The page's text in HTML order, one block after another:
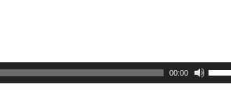
00:00
ボ